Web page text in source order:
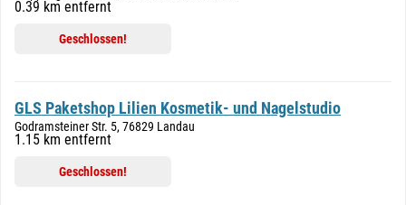
0.39 km entfernt
Geschlossen!
GLS Paketshop Lilien Kosmetik- und Nagelstudio
Godramsteiner Str. 5, 76829 Landau
1.15 km entfernt
Geschlossen!